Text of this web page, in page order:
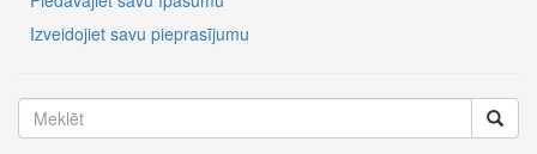
Izveidojiet savu pieprasījumu